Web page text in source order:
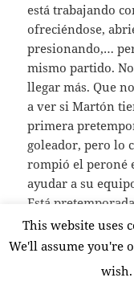
está trabajando
ofreciéndose,
presionando,…
mismo partido.
llegar más. Que
a ver si Martón
primera
goleador, pero lo
rompió el peroné
ayudar a su
Está
puesto a Guru es
muchos partidos
This website uses
We'll assume you're
wish.